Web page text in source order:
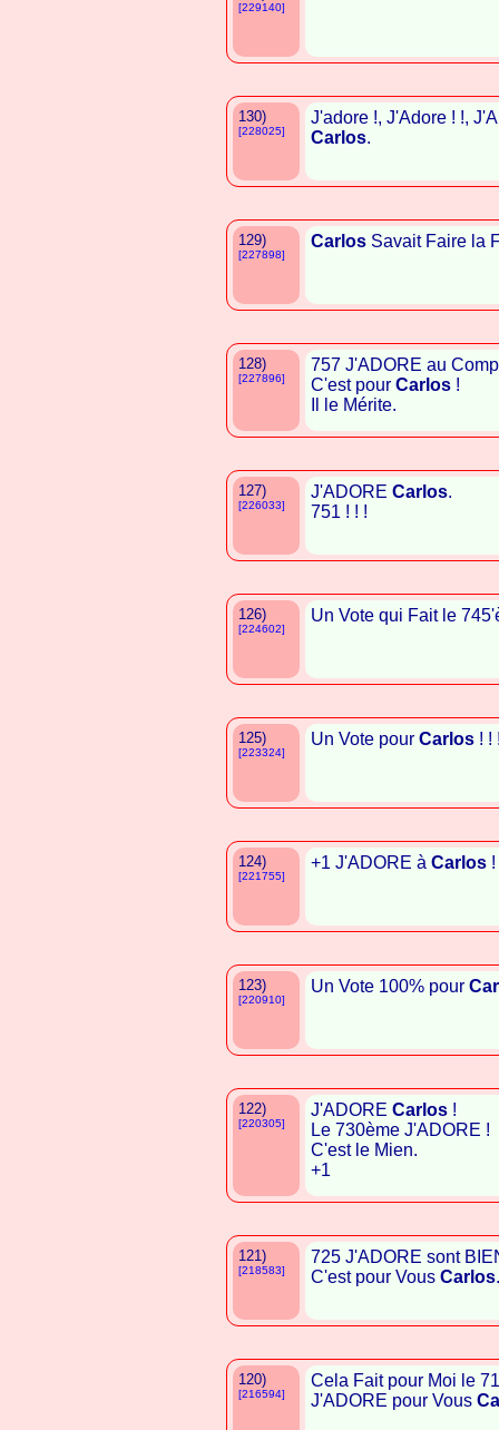
[229140]
130)
[228025]
J'adore !, J'Adore ! !,
Carlos.
129)
[227898]
Carlos Savait Faire la
128)
[227896]
757 J'ADORE au
C'est pour Carlos !
Il le Mérite.
127)
[226033]
J'ADORE Carlos.
751 ! ! !
126)
[224602]
Un Vote qui Fait le
125)
[223324]
Un Vote pour Carlos ! !
124)
[221755]
+1 J'ADORE à Carlos !
123)
[220910]
Un Vote 100% pour
122)
[220305]
J'ADORE Carlos !
Le 730ème J'ADORE !
C'est le Mien.
+1
121)
[218583]
725 J'ADORE sont
C'est pour Vous Carlos.
120)
[216594]
Cela Fait pour Moi le
J'ADORE pour Vous